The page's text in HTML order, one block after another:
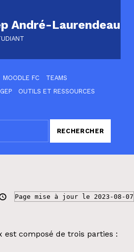
André-Laurendeau
MOODLE FC
TEAMS
OUTILS ET RESSOURCES
Page mise à jour le 2023-08-07
est composé de trois parties :